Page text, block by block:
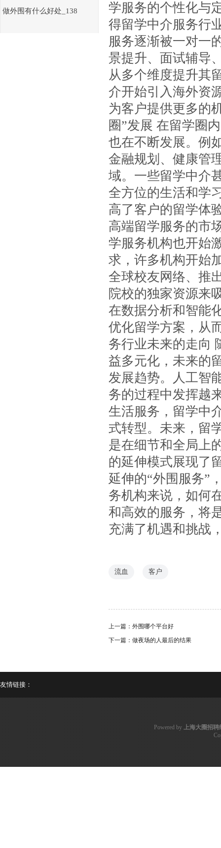
做外围有什么好处_138
学服务的个性化与
得留学中介服务行
服务逐渐被一对一
景提升、面试辅导
从多个维度提升其
介开始引入海外资
为客户提供更多的
圈”发展 在留学圈
也在不断发展。例
金融规划、健康管
域。一些留学中介
全方位的生活和学
高了客户的留学体
高端留学服务的市
学服务机构也开始
求，许多机构开始
全球校友网络、推
院校的独家资源来
在数据分析和智能
优化留学方案，从
务行业未来的走向
益多元化，未来的
发展趋势。人工智
务的过程中发挥越
生活服务，留学中
式转型。未来，留
是在细节和全局上
的延伸模式展现了
延伸的“外围服务”
务机构来说，如何
和高效的服务，将
充满了机遇和挑战
流血 客户
上一篇： 外围哪个平台好
下一篇： 做夜场的人最后的结果
友情链接：
Powered by 上海大圈招聘